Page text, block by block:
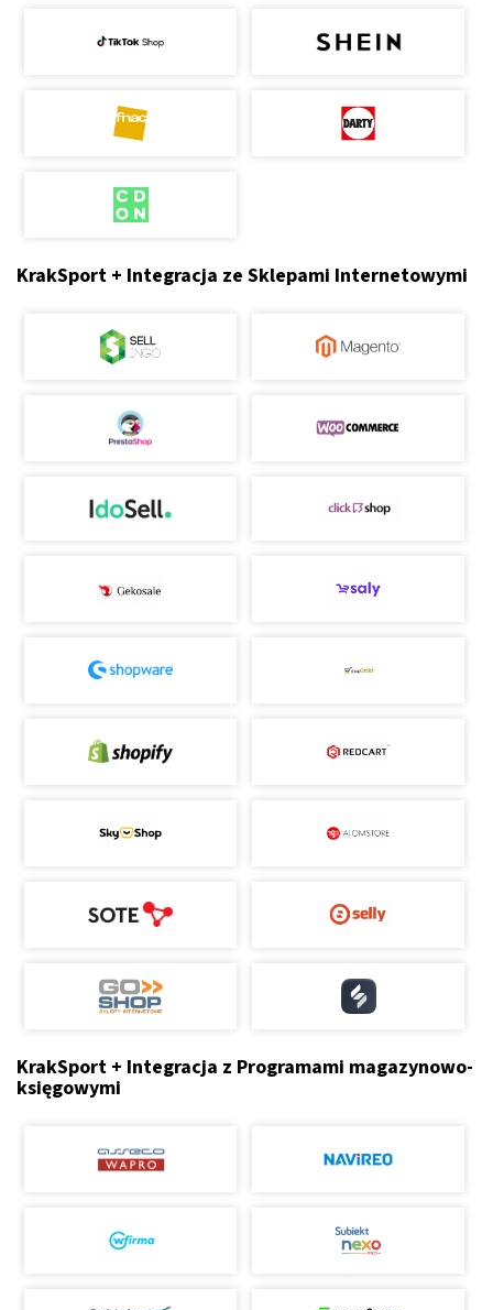
KrakSport + Integracja ze Sklepami Internetowymi
KrakSport + Integracja z Programami magazynowo-
księgowymi